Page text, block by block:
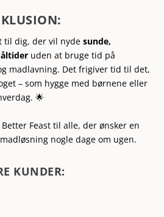
til dig, der vil nydesunde,
uden at bruge tid på
madlavning. Det frigiver tid til det,
– som hygge med børnene eller
🌟
Feast til alle, der ønsker en
nogle dage om ugen.
KUNDER: